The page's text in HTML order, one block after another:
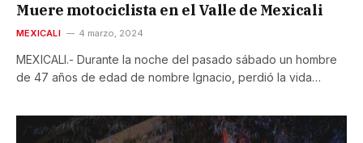
Muere motociclista en el Valle de Mexicali
MEXICALI 4 marzo, 2024
MEXICALI.- Durante la noche del pasado sábado un hombre
de 47 años de edad de nombre Ignacio, perdió la vida…